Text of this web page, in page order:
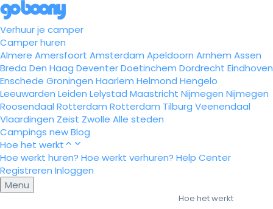
Verhuur je camper
Camper huren
Almere Amersfoort Amsterdam Apeldoorn Arnhem Assen
Breda Den Haag DeventerDoetinchem Dordrecht Eindhoven
Enschede Groningen Haarlem Helmond Hengelo
Leeuwarden Leiden Lelystad Maastricht Nijmegen Nijmegen
Roosendaal Rotterdam Rotterdam Tilburg Veenendaal
Vlaardingen Zeist Zwolle Alle steden
Campings newBlog
Hoe het werkt
Hoe werkt huren? Hoe werkt verhuren? Help Center
Registreren Inloggen
Menu
Hoe het werkt